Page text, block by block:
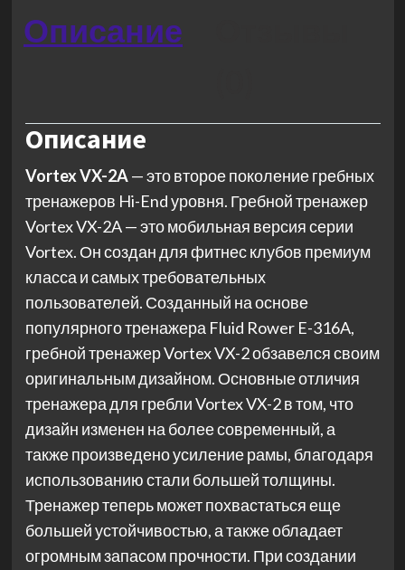
Описание
Описание
Vortex VX-2A— это второе поколение гребных
тренажеров Hi-End уровня. Гребной тренажер
Vortex VX-2A — это мобильная версия серии
Vortex. Он создан для фитнес клубов премиум
класса и самых требовательных
пользователей. Созданный на основе
популярного тренажера Fluid Rower E-316A,
гребной тренажер Vortex VX-2 обзавелся своим
оригинальным дизайном. Основные отличия
тренажера для гребли Vortex VX-2 в том, что
дизайн изменен на более современный, а
также произведено усиление рамы, благодаря
использованию стали большей толщины.
Тренажер теперь может похвастаться еще
большей устойчивостью, а также обладает
огромным запасом прочности. При создании